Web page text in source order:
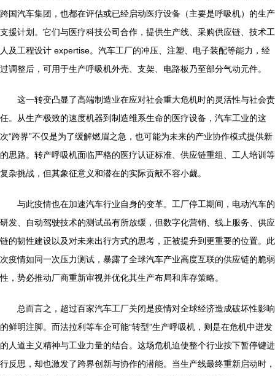
跨国汽车集团，也都在评估或已经启动医疗设备（主要是呼吸机）的生产
支援计划。它们与医疗科技公司合作，提供生产线、采购供应链、技术工
人及工程设计 expertise。汽车工厂的冲压、注塑、电子装配等能力，经
过调整后，可用于生产呼吸机外壳、支架、电路板乃至部分气动元件。
这一转变凸显了高端制造业在应对社会重大危机时的灵活性与社会责
任。从生产极致的速度机器到制造维系生命的医疗设备，汽车工业的这
次“跨界”不仅是为了缓解燃眉之急，也可能为未来的产业协作模式提供新
的思路。转产呼吸机面临严格的医疗认证标准、供应链重组、工人培训等
复杂挑战，但其象征意义和潜在的实际贡献不容小觑。
与此疫情也在加速汽车行业自身的变革。工厂停工期间，电动汽车的
研发、自动驾驶技术的测试虽有所放缓，但数字化营销、线上服务、供应
链的韧性建设以及对未来出行方式的思考，正被提升到更重要的位置。此
次疫情如同一次压力测试，暴露了全球汽车产业高度互联的供应链的脆弱
性，势必推动厂商重新审视并优化其生产布局和库存策略。
总而言之，超过百家汽车工厂关闭是疫情对全球经济造成破坏性影响
的鲜明注脚。而法拉利等车企可能“转型”生产呼吸机，则是在危机中迸发
的人道主义精神与工业力量的结合。这场危机迫使整个行业按下暂停键进
行反思，却也激发了跨界创新与协作的潜能。当生产线最终重新启动时，